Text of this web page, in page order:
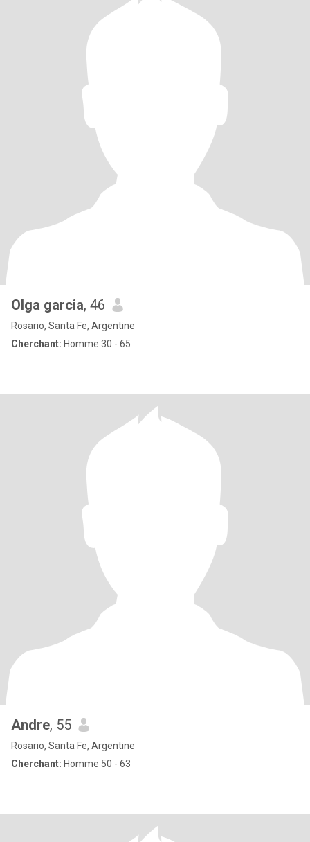
Olga garcia, 46
Rosario, Santa Fe, Argentine
Cherchant: Homme 30 - 65
Andre, 55
Rosario, Santa Fe, Argentine
Cherchant: Homme 50 - 63